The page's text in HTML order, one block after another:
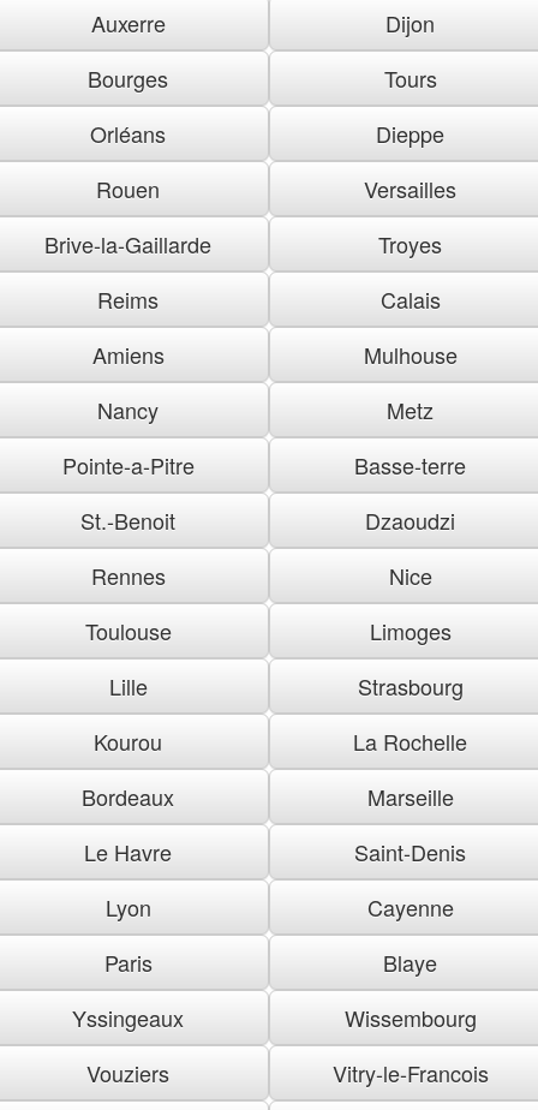
Auxerre
Dijon
Bourges
Tours
Orléans
Dieppe
Rouen
Versailles
Brive-la-Gaillarde
Troyes
Reims
Calais
Amiens
Mulhouse
Nancy
Metz
Pointe-a-Pitre
Basse-terre
St.-Benoit
Dzaoudzi
Rennes
Nice
Toulouse
Limoges
Lille
Strasbourg
Kourou
La Rochelle
Bordeaux
Marseille
Le Havre
Saint-Denis
Lyon
Cayenne
Paris
Blaye
Yssingeaux
Wissembourg
Vouziers
Vitry-le-Francois